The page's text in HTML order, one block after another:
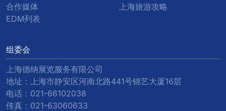
合作媒体
EDM列表
上海旅游攻略
组委会
上海德纳展览服务有限公司
地址：上海市静安区河南北路441号锦艺大厦16层
电话： 021-66102038
传真： 021-63060633